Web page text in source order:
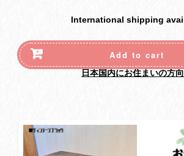
International shipping
Add to cart
日本国内にお住まいの方